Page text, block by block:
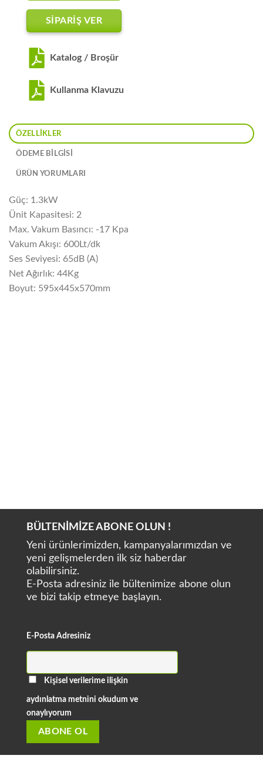
SİPARİŞ VER
Katalog / Broşür
Kullanma Klavuzu
ÖZELLIKLER
ÖDEME BİLGİSİ
ÜRÜN YORUMLARI
Güç: 1.3kW
Ünit Kapasitesi: 2
Max. Vakum Basıncı: -17 Kpa
Vakum Akışı: 600Lt/dk
Ses Seviyesi: 65dB (A)
Net Ağırlık: 44Kg
Boyut: 595x445x570mm
BÜLTENİMİZE ABONE OLUN !
Yeni ürünlerimizden, kampanyalarımızdan ve
yeni gelişmelerden ilk siz haberdar
olabilirsiniz.
E-Posta adresiniz ile bültenimize abone olun
ve bizi takip etmeye başlayın.
E-Posta Adresiniz
Kişisel verilerime ilişkin
aydınlatma metnini okudum ve
onaylıyorum